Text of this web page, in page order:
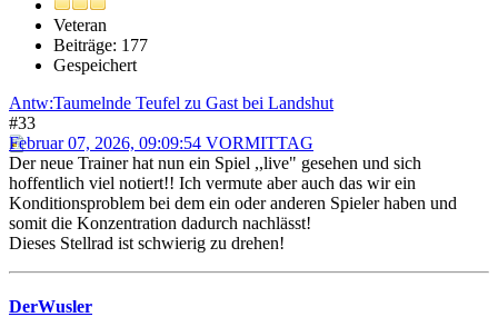
Veteran
Beiträge: 177
Gespeichert
Antw:Taumelnde Teufel zu Gast bei Landshut
#33
Februar 07, 2026, 09:09:54 VORMITTAG
Der neue Trainer hat nun ein Spiel ,,live" gesehen und sich
hoffentlich viel notiert!! Ich vermute aber auch das wir ein
Konditionsproblem bei dem ein oder anderen Spieler haben und
somit die Konzentration dadurch nachlässt!
Dieses Stellrad ist schwierig zu drehen!
DerWusler